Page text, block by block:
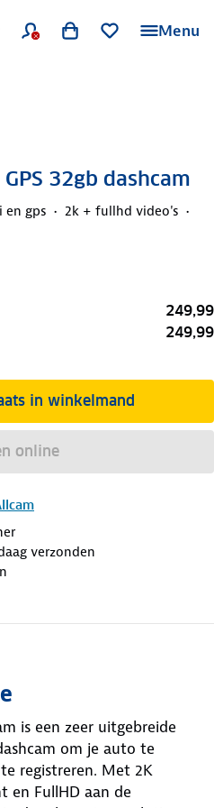
Menu
32gb dashcam
en gps
2k + fullhd video's
249,99
249,99
in winkelmand
online
verzonden
is een zeer uitgebreide
om je auto te
registreren. Met 2K
en FullHD aan de